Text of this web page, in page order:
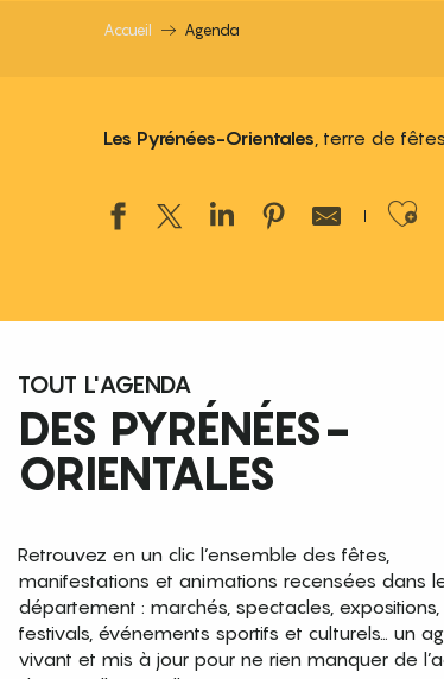
Accueil Agenda
Les Pyrénées-Orientales, terre de
TOUT L'AGENDA
DES PYRÉNÉES-
ORIENTALES
Retrouvez en un clic l’ensemble des fêtes,
manifestations et animations recensées dans
département : marchés, spectacles, expositions,
festivals, événements sportifs et culturels… un
vivant et mis à jour pour ne rien manquer de